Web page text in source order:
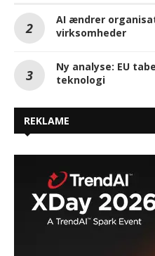
AI ændrer
virksomheder
Ny analyse: EU
teknologi
REKLAME